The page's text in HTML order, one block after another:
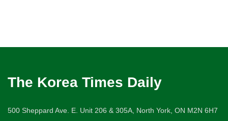
The Korea Times Daily
500 Sheppard Ave. E. Unit 206 & 305A, North York, ON M2N 6H7